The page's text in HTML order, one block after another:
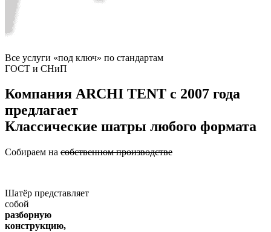
Все услуги «под ключ» по стандартам
ГОСТ и СНиП
Компания ARCHI TENT с 2007 года
предлагает
Классические шатры любого формата
Собираем на собственном производстве
Шатёр представляет
собой
разборную
конструкцию,